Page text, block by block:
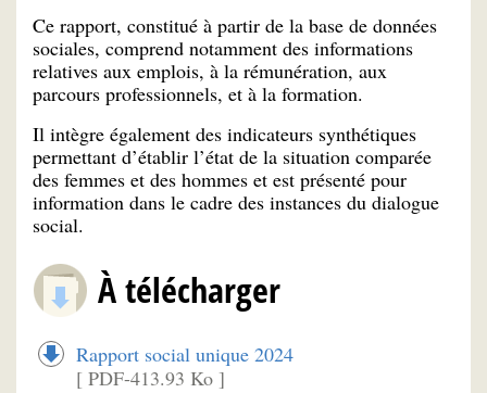
Ce rapport, constitué à partir de la base de données
sociales, comprend notamment des informations
relatives aux emplois, à la rémunération, aux
parcours professionnels, et à la formation.
Il intègre également des indicateurs synthétiques
permettant d’établir l’état de la situation comparée
des femmes et des hommes et est présenté pour
information dans le cadre des instances du dialogue
social.
À télécharger
Rapport social unique 2024
[ PDF-413.93 Ko ]